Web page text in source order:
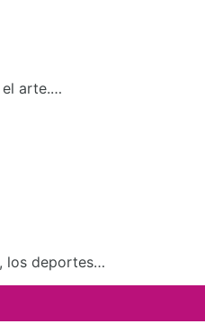
el arte.…
los deportes…